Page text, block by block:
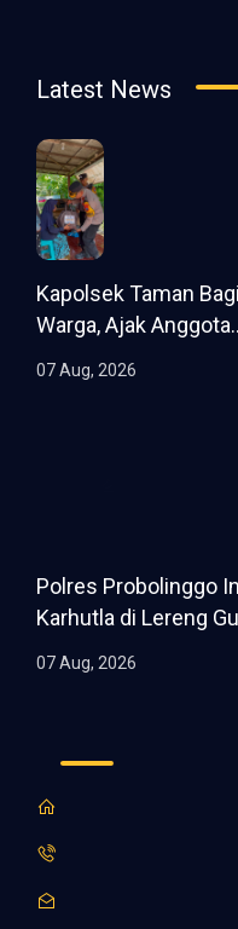
Latest News
Kapolsek Taman
Warga, Ajak
07 Aug, 2026
Polres Probolinggo
Karhutla di Lereng
07 Aug, 2026